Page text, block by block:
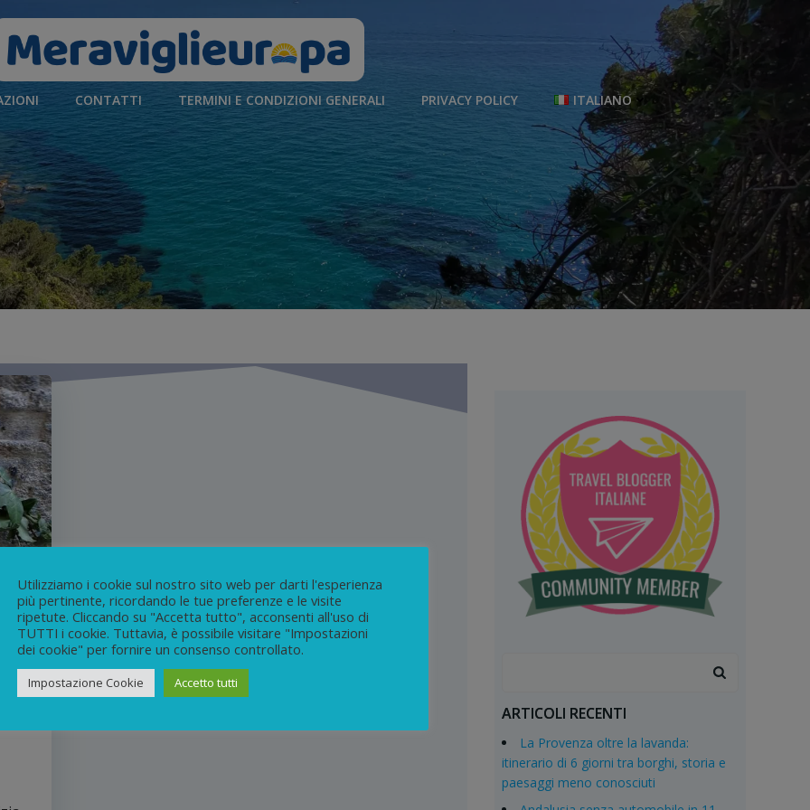
CONTATTI TERMINI E CONDIZIONI GENERALI PRIVACY POLICY ITALIANO
ARTICOLI RECENTI
La Provenza oltre la lavanda:
itinerario di 6 giorni tra borghi, storia e
paesaggi meno conosciuti
Utilizziamo i cookie sul nostro sito web per darti l'esperienza
più pertinente, ricordando le tue preferenze e le visite
ripetute. Cliccando su "Accetta tutto", acconsenti all'uso di
TUTTI i cookie. Tuttavia, è possibile visitare "Impostazioni
dei cookie" per fornire un consenso controllato.
Impostazione Cookie Accetto tutti